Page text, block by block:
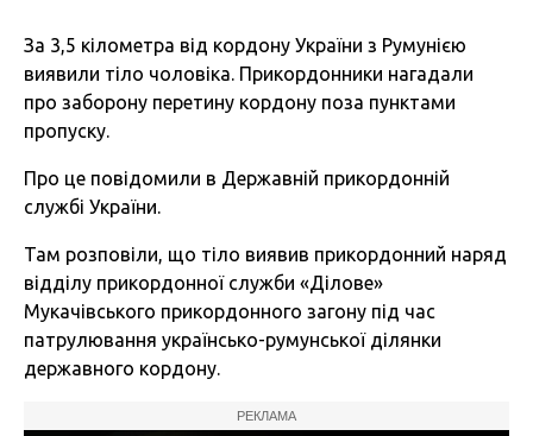
За 3,5 кілометра від кордону України з Румунією
виявили тіло чоловіка. Прикордонники нагадали
про заборону перетину кордону поза пунктами
пропуску.
Про це повідомили в Державній прикордонній
службі України.
Там розповіли, що тіло виявив прикордонний наряд
відділу прикордонної служби «Ділове»
Мукачівського прикордонного загону під час
патрулювання українсько-румунської ділянки
державного кордону.
РЕКЛАМА